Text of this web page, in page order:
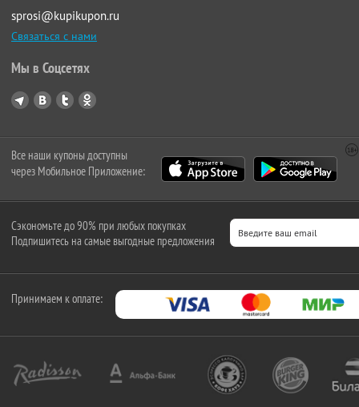
sprosi@kupikupon.ru
Связаться с нами
Мы в Соцсетях
Все наши купоны доступны
через Мобильное Приложение:
Сэкономьте до 90% при любых покупках
Подпишитесь на самые выгодные предложения
Принимаем к оплате: